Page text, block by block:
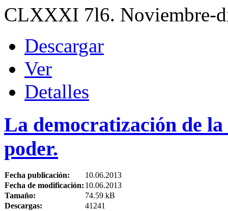
CLXXXI 7l6. Noviembre-
Descargar
Ver
Detalles
La democratización de
poder.
Fecha publicación:
10.06.2013
Fecha de modificación: 10.06.2013
Tamaño:
74.59 kB
Descargas:
41241